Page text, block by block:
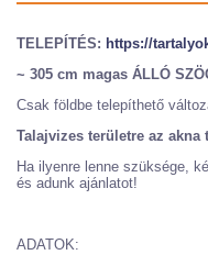
TELEPÍTÉS: https://
~ 305 cm magas ÁLLÓ
Csak földbe telepíthető
Talajvizes területre az
Ha ilyenre lenne szüksége,
és adunk ajánlatot!
ADATOK: